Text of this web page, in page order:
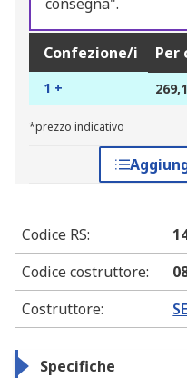
consegna".
Confezione/i Per
1 +
*prezzo indicativo
Codice RS:
Codice costruttore:
Costruttore:
Specifiche